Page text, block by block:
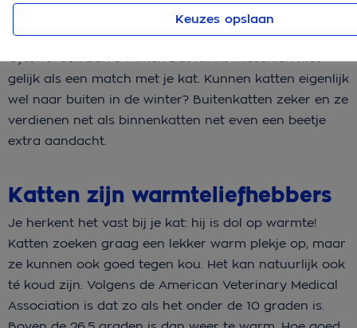
Glad ijs, knisperende sneeuw en koude temperaturen.
Oftewel een barre winter. Dat klinkt misschien niet
gelijk als een match met je kat. Kunnen katten eigenlijk
wel naar buiten in de winter? Buitenkatten zeker en ze
verdienen net als binnenkatten net even een beetje
extra aandacht.
Katten zijn warmteliefhebbers
Je herkent het vast bij je kat: hij is dol op warmte!
Katten zoeken graag een lekker warm plekje op, maar
ze kunnen ook goed tegen kou. Het kan natuurlijk ook
té koud zijn. Volgens de American Veterinary Medical
Association is dat zo als het onder de 10 graden is.
Keuzes opslaan